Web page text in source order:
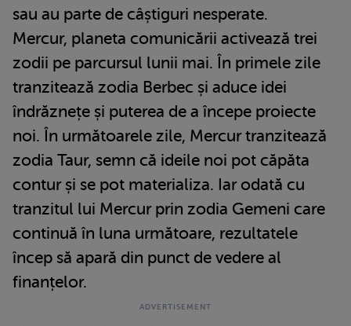
sau au parte de câștiguri nesperate.
Mercur, planeta comunicării activează trei
zodii pe parcursul lunii mai. În primele zile
tranzitează zodia Berbec și aduce idei
îndrăznețe și puterea de a începe proiecte
noi. În următoarele zile, Mercur tranzitează
zodia Taur, semn că ideile noi pot căpăta
contur și se pot materializa. Iar odată cu
tranzitul lui Mercur prin zodia Gemeni care
continuă în luna următoare, rezultatele
încep să apară din punct de vedere al
finanțelor.